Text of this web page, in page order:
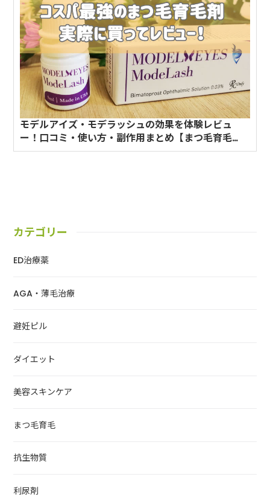
モデルアイズ・モデラッシュの効果を体験レビュ
ー！口コミ・使い方・副作用まとめ【まつ毛育毛
剤】
カテゴリー
ED治療薬
AGA・薄毛治療
避妊ピル
ダイエット
美容スキンケア
まつ毛育毛
抗生物質
利尿剤